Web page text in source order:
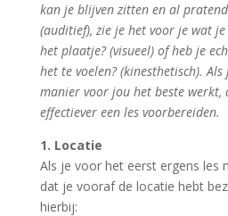
kan je blijven zitten en al
(auditief), zie je het voor je wat
het plaatje? (visueel) of heb je
het te voelen? (kinesthetisch).
manier voor jou het beste werkt,
effectiever een les voorbereiden.
1. Locatie
Als je voor het eerst ergens les
dat je vooraf de locatie hebt
hierbij: